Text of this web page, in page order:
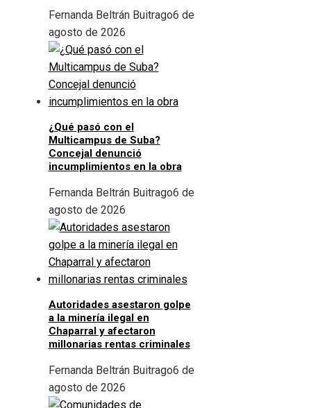
Fernanda Beltrán Buitrago6 de
agosto de 2026
¿Qué pasó con el
Multicampus de Suba?
Concejal denunció
incumplimientos en la obra
Fernanda Beltrán Buitrago6 de
agosto de 2026
Autoridades asestaron golpe
a la minería ilegal en
Chaparral y afectaron
millonarias rentas criminales
Fernanda Beltrán Buitrago6 de
agosto de 2026